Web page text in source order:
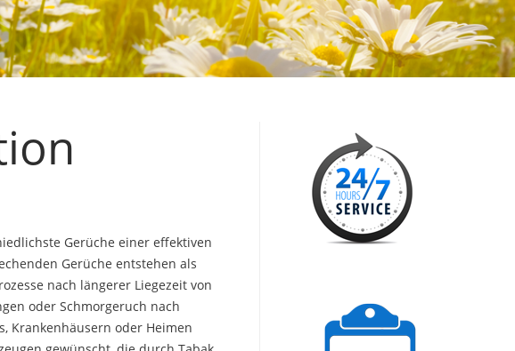
Gerüche einer effektiven
Gerüche entstehen als
nach längerer Liegezeit von
oder Schmorgeruch nach
Krankenhäusern oder Heimen